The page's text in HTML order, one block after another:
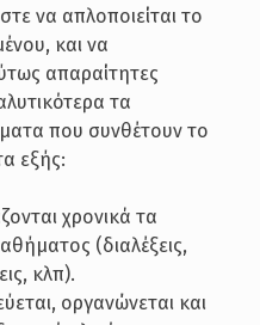
να απλοποιείται το
και να
απαραίτητες
τα
που συνθέτουν το
εξής:
χρονικά τα
(διαλέξεις,
κλπ).
οργανώνεται και